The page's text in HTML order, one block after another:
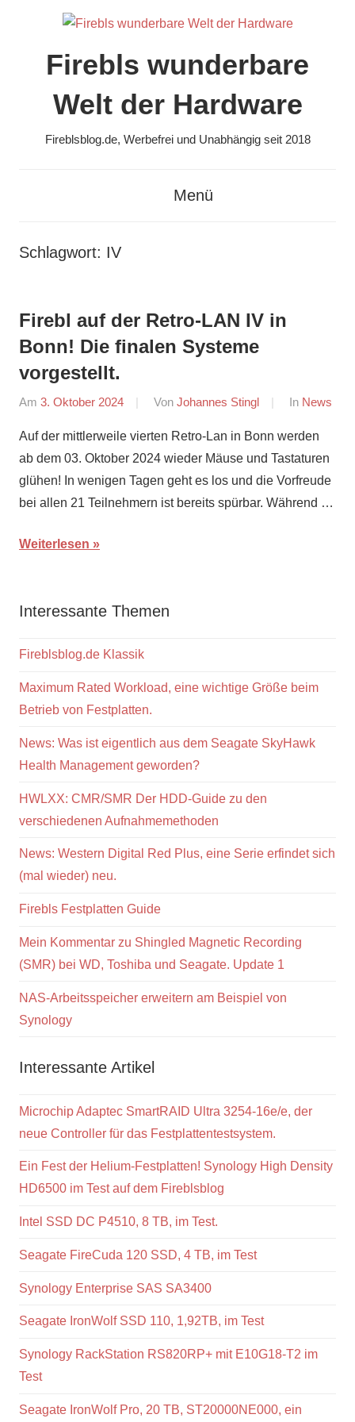
springenFirebls wunderbare
Welt der Hardware
Fireblsblog.de, Werbefrei und Unabhängig seit 2018
Menü
Schlagwort: IV
Firebl auf der Retro-LAN IV in
Bonn! Die finalen Systeme
vorgestellt.
Am 3. Oktober 2024 Von Johannes Stingl In News
Auf der mittlerweile vierten Retro-Lan in Bonn werden
ab dem 03. Oktober 2024 wieder Mäuse und Tastaturen
glühen! In wenigen Tagen geht es los und die Vorfreude
bei allen 21 Teilnehmern ist bereits spürbar. Während …
Weiterlesen
Interessante Themen
Fireblsblog.de Klassik
Maximum Rated Workload, eine wichtige Größe beim
Betrieb von Festplatten.
News: Was ist eigentlich aus dem Seagate SkyHawk
Health Management geworden?
HWLXX: CMR/SMR Der HDD-Guide zu den
verschiedenen Aufnahmemethoden
News: Western Digital Red Plus, eine Serie erfindet sich
(mal wieder) neu.
Firebls Festplatten Guide
Mein Kommentar zu Shingled Magnetic Recording
(SMR) bei WD, Toshiba und Seagate. Update 1
NAS-Arbeitsspeicher erweitern am Beispiel von
Synology
Interessante Artikel
Microchip Adaptec SmartRAID Ultra 3254-16e/e, der
neue Controller für das Festplattentestsystem.
Ein Fest der Helium-Festplatten! Synology High Density
HD6500 im Test auf dem Fireblsblog
Intel SSD DC P4510, 8 TB, im Test.
Seagate FireCuda 120 SSD, 4 TB, im Test
Synology Enterprise SAS SA3400
Seagate IronWolf SSD 110, 1,92TB, im Test
Synology RackStation RS820RP+ mit E10G18-T2 im
Test
Seagate IronWolf Pro, 20 TB, ST20000NE000, ein